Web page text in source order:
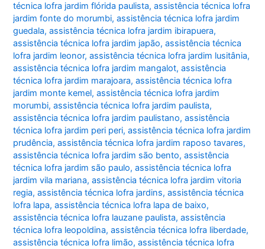
técnica lofra jardim flórida paulista,assistência técnica lofra
jardim fonte do morumbi,assistência técnica lofra jardim
guedala,assistência técnica lofra jardim ibirapuera,
assistência técnica lofra jardim japão,assistência técnica
lofra jardim leonor,assistência técnica lofra jardim lusitânia,
assistência técnica lofra jardim mangalot,assistência
técnica lofra jardim marajoara,assistência técnica lofra
jardim monte kemel,assistência técnica lofra jardim
morumbi,assistência técnica lofra jardim paulista,
assistência técnica lofra jardim paulistano,assistência
técnica lofra jardim peri peri,assistência técnica lofra jardim
prudência,assistência técnica lofra jardim raposo tavares,
assistência técnica lofra jardim são bento,assistência
técnica lofra jardim são paulo,assistência técnica lofra
jardim vila mariana,assistência técnica lofra jardim vitoria
regia,assistência técnica lofra jardins,assistência técnica
lofra lapa,assistência técnica lofra lapa de baixo,
assistência técnica lofra lauzane paulista,assistência
técnica lofra leopoldina,assistência técnica lofra liberdade,
assistência técnica lofra limão,assistência técnica lofra